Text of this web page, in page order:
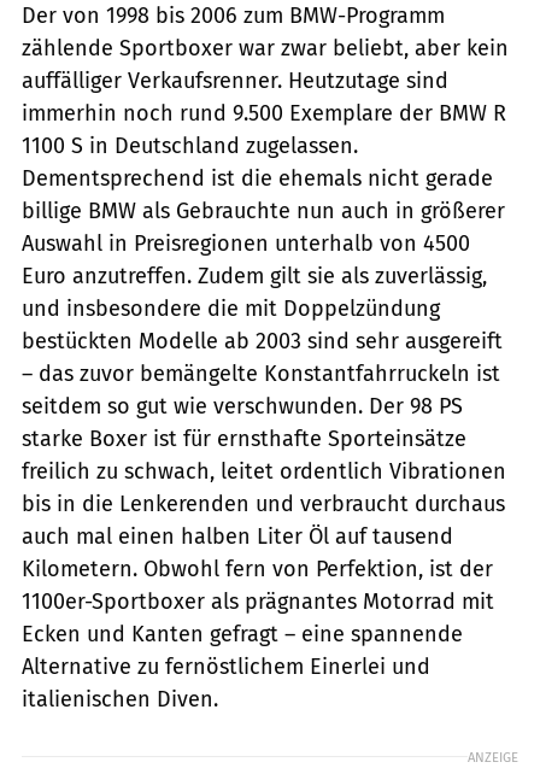
Der von 1998 bis 2006 zum BMW-Programm
zählende Sportboxer war zwar beliebt, aber kein
auffälliger Verkaufsrenner. Heutzutage sind
immerhin noch rund 9.500 Exemplare der BMW R
1100 S in Deutschland zugelassen.
Dementsprechend ist die ehemals nicht gerade
billige BMW als Gebrauchte nun auch in größerer
Auswahl in Preisregionen unterhalb von 4500
Euro anzutreffen. Zudem gilt sie als zuverlässig,
und insbesondere die mit Doppelzündung
bestückten Modelle ab 2003 sind sehr ausgereift
– das zuvor bemängelte Konstantfahrruckeln ist
seitdem so gut wie verschwunden. Der 98 PS
starke Boxer ist für ernsthafte Sporteinsätze
freilich zu schwach, leitet ordentlich Vibrationen
bis in die Lenkerenden und verbraucht durchaus
auch mal einen halben Liter Öl auf tausend
Kilometern. Obwohl fern von Perfektion, ist der
1100er-Sportboxer als prägnantes Motorrad mit
Ecken und Kanten gefragt – eine spannende
Alternative zu fernöstlichem Einerlei und
italienischen Diven.
ANZEIGE